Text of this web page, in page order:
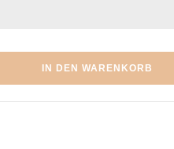
IN DEN WARENKORB